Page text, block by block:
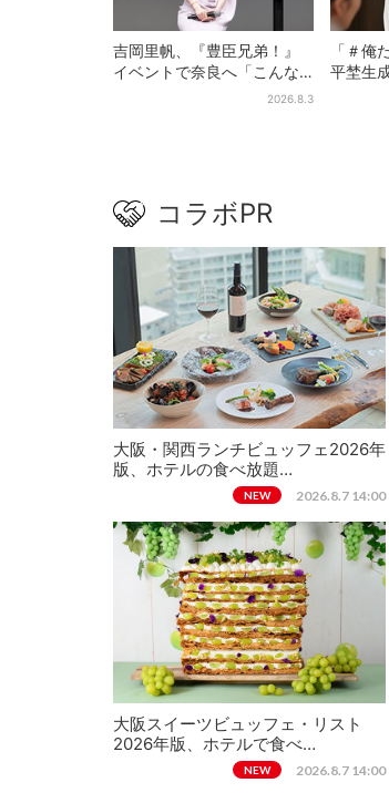
吉岡里帆、『豊臣兄弟！』
イベントで奈良へ「こんな
に楽しんでもらえてうれし
2026.8.3
「＃俺
平埜生
の“退
コラボPR
大阪・関西ランチビュッフェ2026年
版、ホテルの食べ放題…
NEW 2026.8.7 14:00
大阪スイーツビュッフェ・リスト
2026年版、ホテルで食べ…
NEW 2026.8.7 14:00